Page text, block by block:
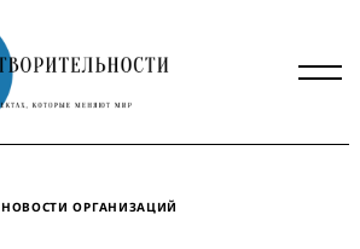
НОВОСТИ ОРГАНИЗАЦИЙ